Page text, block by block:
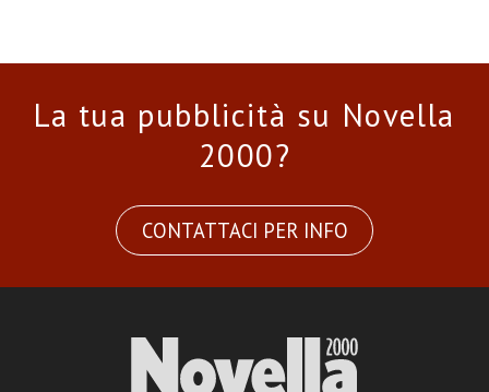
La tua pubblicità su Novella
2000?
CONTATTACI PER INFO